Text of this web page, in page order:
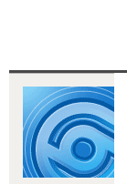
<